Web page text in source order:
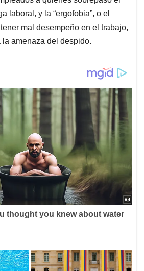
laboral, y la “ergofobia”, o el
mal desempeño en el trabajo,
amenaza del despido.